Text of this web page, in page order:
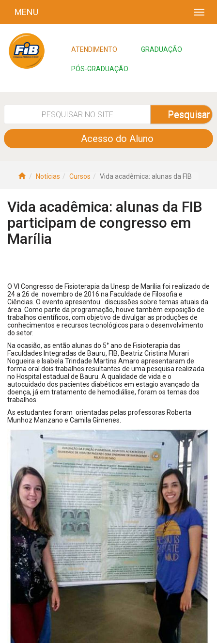
MENU
ATENDIMENTO GRADUAÇÃO
PÓS-GRADUAÇÃO
Pesquisar
Acesso do Aluno
Notícias Cursos Vida acadêmica: alunas da FIB
Vida acadêmica: alunas da FIB
participam de congresso em
Marília
O VI Congresso de Fisioterapia da Unesp de Marília foi realizado de
24 a 26 de novembro de 2016 na Faculdade de Filosofia e
Ciências. O evento apresentou discussões sobre temas atuais da
área. Como parte da programação, houve também exposição de
trabalhos científicos, com objetivo de divulgar as produções de
conhecimentos e recursos tecnológicos para o desenvolvimento
do setor.
Na ocasião, as então alunas do 5° ano de Fisioterapia das
Faculdades Integradas de Bauru, FIB, Beatriz Cristina Murari
Nogueira e Isabela Trindade Martins Amaro apresentaram de
forma oral dois trabalhos resultantes de uma pesquisa realizada
no Hospital estadual de Bauru. A qualidade de vida e o
autocuidado dos pacientes diabéticos em estagio avançado da
doença, já em tratamento de hemodiálise, foram os temas dos
trabalhos.
As estudantes foram orientadas pelas professoras Roberta
Munhoz Manzano e Camila Gimenes.